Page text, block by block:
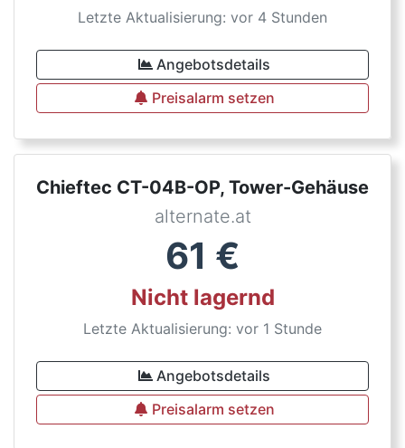
Letzte Aktualisierung: vor 4 Stunden
Angebotsdetails
Preisalarm setzen
Chieftec CT-04B-OP, Tower-Gehäuse
alternate.at
61 €
Nicht lagernd
Letzte Aktualisierung: vor 1 Stunde
Angebotsdetails
Preisalarm setzen